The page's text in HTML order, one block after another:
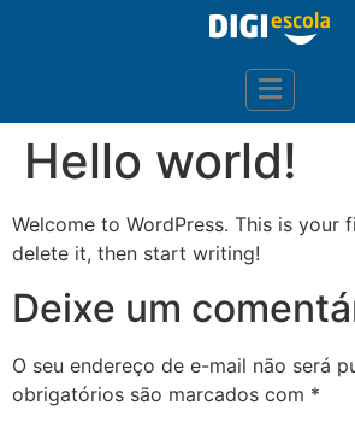
Hello world!
Welcome to WordPress. This is your
delete it, then start writing!
Deixe um
O seu endereço de e-mail não será
obrigatórios são marcados com *